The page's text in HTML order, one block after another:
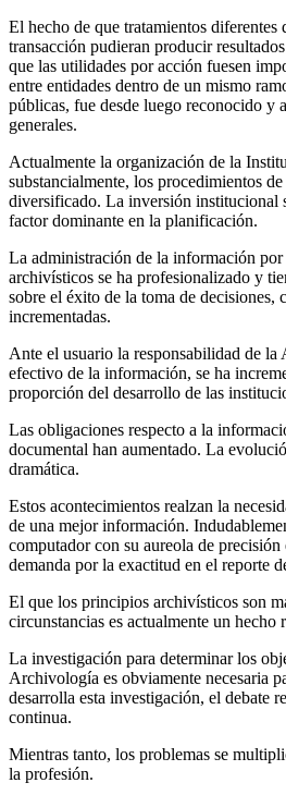
El hecho de que tratamientos diferentes
transacción pudieran producir
que las utilidades por acción fuesen
entre entidades dentro de un mismo
públicas, fue desde luego recono­cido y
generales.
Actualmente la organización de la
substancialmente, los procedimientos
diversificado. La inversión institucional
factor dominante en la planificación.
La administración de la información por
archivísticos se ha profesionalizado y
sobre el éxito de la toma de decisiones,
incrementadas.
Ante el usuario la responsabilidad de
efectivo de la información, se ha
proporción del desarrollo de las
Las obligaciones respecto a la
documen­tal han aumentado. La
dramática.
Estos acontecimientos realzan la
de una mejor información.
computador con su aureola de precisión
demanda por la exactitud en el re­porte
El que los principios archivísticos son
circunstan­cias es actualmente un hecho
La investigación para determinar los
Archivología es obviamente necesaria
desarrolla esta investigación, el debate
continua.
Mientras tanto, los problemas se
la pro­fesión.